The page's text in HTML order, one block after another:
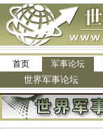
首页 军事论坛
世界军事论坛